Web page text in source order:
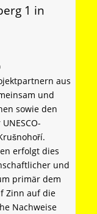
1 in
aus
und
sowie den
erfolgt dies
und
primär dem
Zinn auf die
Nachweise